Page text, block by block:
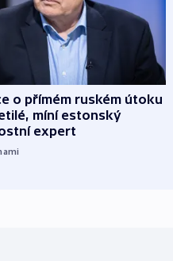
o přímém ruském útoku
míní estonský
expert